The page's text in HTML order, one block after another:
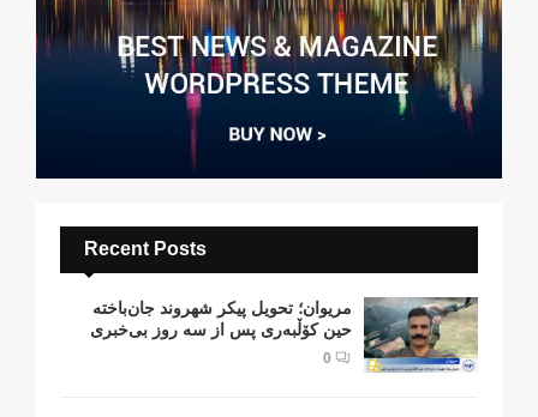
Recent Posts
مریوان؛ تحویل پیکر شهروند جان‌باخته
حین کۆڵبەری پس از سە روز بی‌خبری
0